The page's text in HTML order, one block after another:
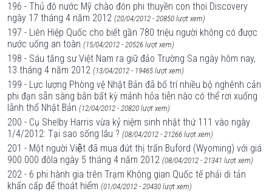
196 - Thủ đô nước Mỹ chào đón phi thuyền con thoi Discovery
ngày 17 tháng 4 năm 2012 (20/04/2012 - 20850 lượt xem)
197 - Liên Hiệp Quốc cho biết gần 780 triệu người không có được
nước uống an toàn (15/04/2012 - 20526 lượt xem)
198 - Sáu tăng sư Việt Nam ra giữ đảo Trường Sa ngày hôm nay,
13 tháng 4 năm 2012 (13/04/2012 - 19465 lượt xem)
199 - Lực lượng Phòng vệ Nhật Bản đã bố trí nhiều bộ nghênh cản
phi đạn sẵn sàng bắn bất kỳ mảnh hỏa tiễn nào có thể rơi xuống
lãnh thổ Nhật Bản (12/04/2012 - 20820 lượt xem)
200 - Cụ Shelby Harris vừa kỷ niệm sinh nhật thứ 111 vào ngày
1/4/2012: Tại sao sống lâu ? (08/04/2012 - 21266 lượt xem)
201 - Một người Việt đã mua đứt thị trấn Buford (Wyoming) với giá
900.000 đôla ngày 5 tháng 4 năm 2012 (08/04/2012 - 21341 lượt xem)
202 - 6 phi hành gia trên Trạm Không gian Quốc tế phải di tản
khẩn cấp để thoát hiểm (01/04/2012 - 20430 lượt xem)